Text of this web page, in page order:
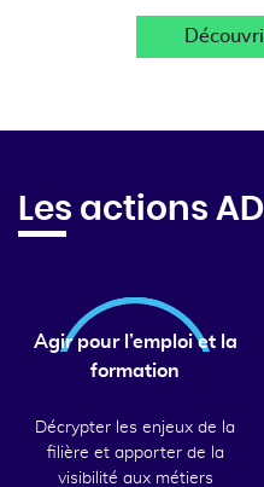
Les actions
Agir pour l’emploi et la
formation
Décrypter les enjeux de la
filière et apporter de la
visibilité aux métiers